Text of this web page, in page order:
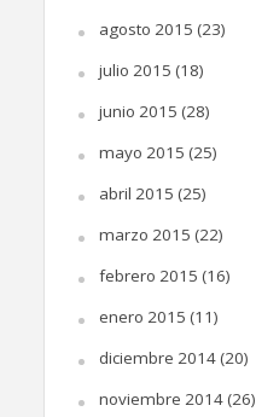
agosto 2015 (23)
julio 2015 (18)
junio 2015 (28)
mayo 2015 (25)
abril 2015 (25)
marzo 2015 (22)
febrero 2015 (16)
enero 2015 (11)
diciembre 2014(20)
noviembre 2014(26)